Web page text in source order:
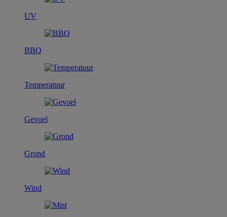
UV
BBQ
Temperatuur
Gevoel
Grond
Wind